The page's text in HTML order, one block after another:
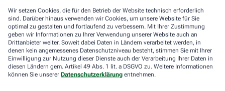
Wir setzen Cookies, die für den Betrieb der Website technisch erforderlich
sind. Darüber hinaus verwenden wir Cookies, um unsere Website für Sie
optimal zu gestalten und fortlaufend zu verbessern. Mit Ihrer Zustimmung
geben wir Informationen zu Ihrer Verwendung unserer Website auch an
Drittanbieter weiter. Soweit dabei Daten in Ländern verarbeitet werden, in
denen kein angemessenes Datenschutzniveau besteht, stimmen Sie mit Ihrer
Einwilligung zur Nutzung dieser Dienste auch der Verarbeitung Ihrer Daten in
diesen Ländern gem. Artikel 49 Abs. 1 lit. a DSGVO zu. Weitere Informationen
können Sie unserer Datenschutzerklärung entnehmen.
Information der Apotheke am Rathaus